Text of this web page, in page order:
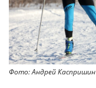
Фото: Андрей Каспришин